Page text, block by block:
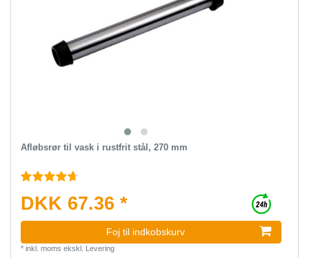
Afløbsrør til vask i rustfrit stål, 270 mm
DKK 67.36 *
Foj til indkobskurv
* inkl. moms ekskl. Levering